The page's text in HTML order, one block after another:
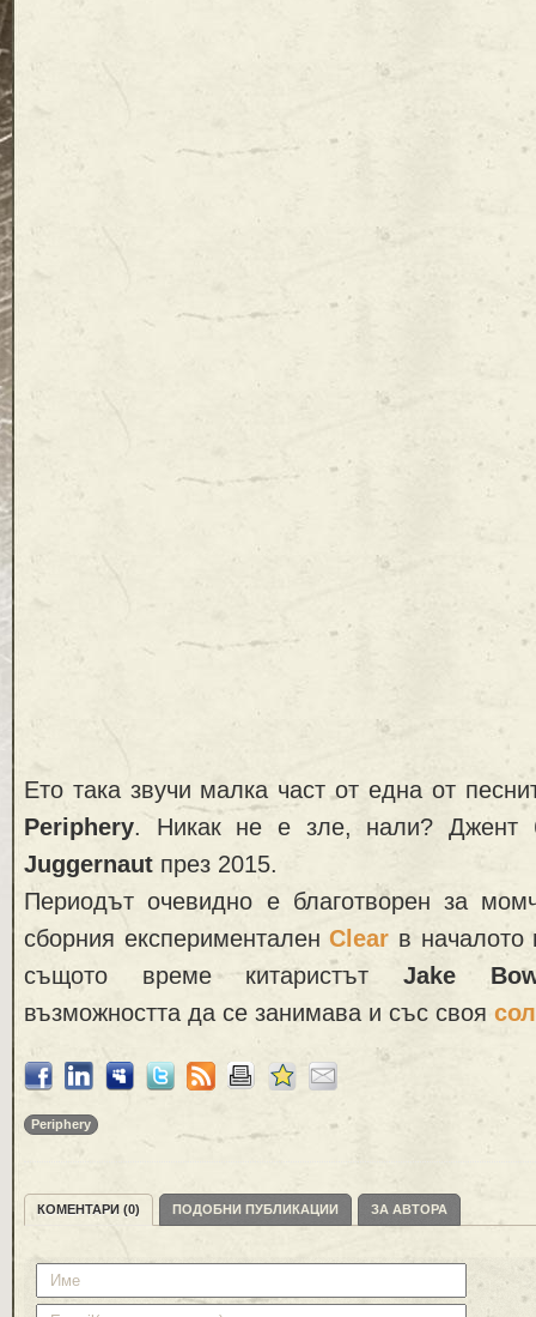
Ето така звучи малка част от една от
Periphery. Никак не е зле, нали? Джент
Juggernaut през 2015.
Периодът очевидно е благотворен за
сборния експерименталенClear в началото
същото време китаристът Jake
възможността да се занимава и със своя
Periphery
КОМЕНТАРИ (0) ПОДОБНИ ПУБЛИКАЦИИ ЗА АВТОРА